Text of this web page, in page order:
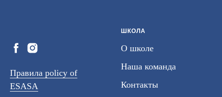
Правила policy of
ESASA
ШКОЛА
О школе
Наша команда
Контакты